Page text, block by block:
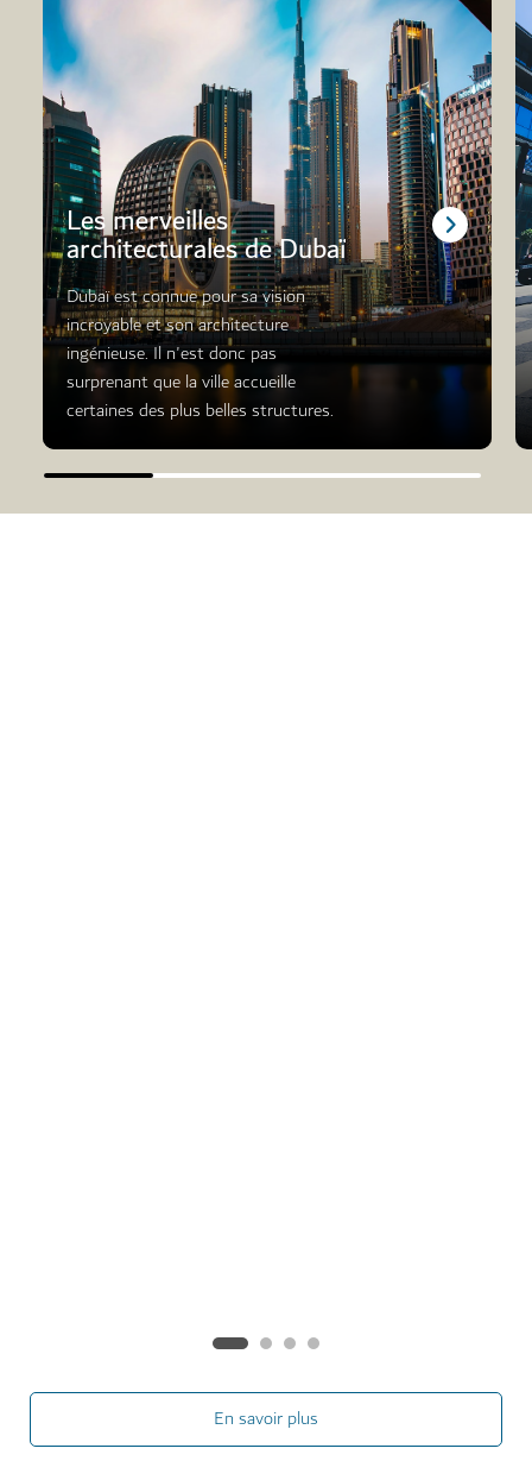
Les merveilles
architecturales de Dubaï
Dubaï est connue pour sa vision
incroyable et son architecture
ingénieuse. Il n'est donc pas
surprenant que la ville accueille
certaines des plus belles structures.
En savoir plus